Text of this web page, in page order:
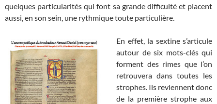
quelques particularités qui font sa grande difficulté et placent
aussi, en son sein, une rythmique toute particulière.
En effet, la sextine s’articule
autour de six mots-clés qui
forment des rimes que l’on
retrouvera dans toutes les
strophes. Ils reviennent donc
de la première strophe aux